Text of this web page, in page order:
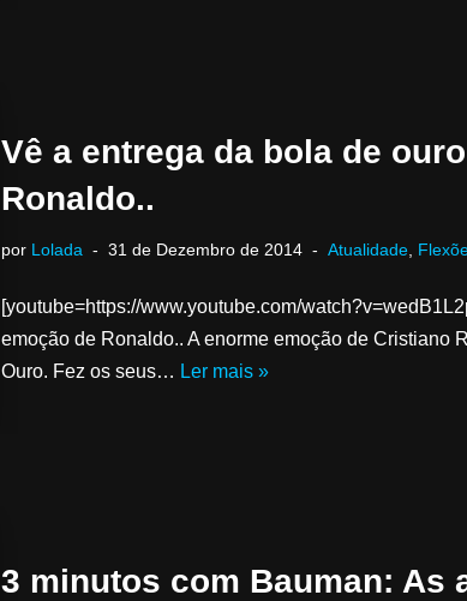
Vê a entrega da bola de
Ronaldo..
por Lolada 31 de Dezembro de 2014 Atualidade,
[youtube=https://www.youtube.com/
emoção de Ronaldo.. A enorme emoção de Cristiano
Ouro. Fez os seus… Ler mais »
3 minutos com Bauman: As